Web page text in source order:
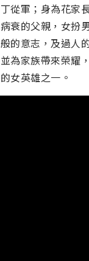
從軍；身為花家
衰的父親，女扮
的意志，及過人
為家族帶來榮耀
女英雄之一。